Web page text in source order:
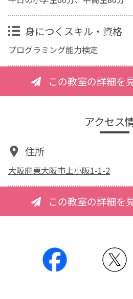
身につくスキル・資格
プログラミング能力検定
この教室の詳細を
アクセス
住所
大阪府東大阪市上小阪1-1-2
この教室の詳細を